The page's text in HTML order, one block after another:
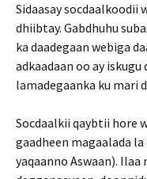
Sidaasay socdaalkoodii
dhiibtay. Gabdhuhu
ka daadegaan webiga
adkaadaan oo ay iskugu
lamadegaanka ku mari
Socdaalkii qaybtii hore
gaadheen magaalada
yaqaanno Aswaan). Ilaa